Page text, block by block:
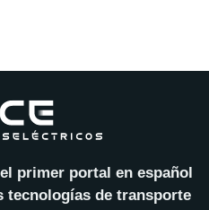
primer portal en español
tecnologías de transporte